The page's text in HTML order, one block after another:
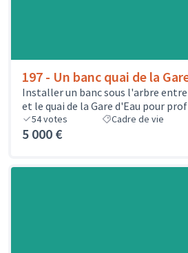
197 - Un banc quai de la
Installer un banc sous l'arbre
et le quai de la Gare d'Eau pour
54votes Cadre de vie
5 000 €